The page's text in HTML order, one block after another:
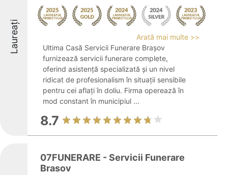
Laureați
Arată mai multe >>
Ultima Casă Servicii Funerare Brașov
furnizează servicii funerare complete,
oferind asistență specializată și un nivel
ridicat de profesionalism în situații sensibile
pentru cei aflați în doliu. Firma operează în
mod constant în municipiul ...
8.7
07FUNERARE - Servicii Funerare
Brasov